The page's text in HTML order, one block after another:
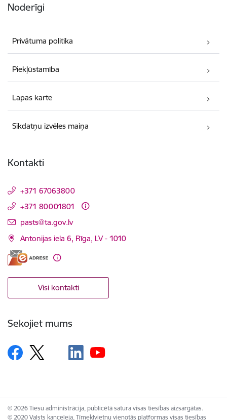
Noderīgi
Privātuma politika
Piekļūstamība
Lapas karte
Sīkdatņu izvēles maiņa
Kontakti
+371 67063800
+371 80001801
E-pasts:
pasts@ta.gov.lv
Antonijas iela 6, Rīga, LV - 1010
Visi kontakti
Sekojiet mums
© 2026 Tiesu administrācija, publicētā satura visas tiesības aizsargātas.
© 2020 Valsts kanceleja, Tīmekļvietņu vienotās platformas visas tiesības